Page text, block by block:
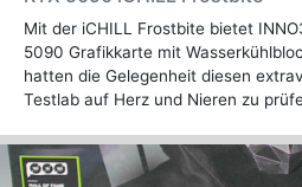
Mit der iCHILL Frostbite bietet
5090 Grafikkarte mit
hatten die Gelegenheit diesen
Testlab auf Herz und Nieren zu